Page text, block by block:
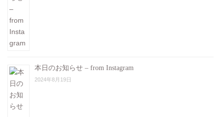
本日のお知らせ – from Instagram
2024年8月19日